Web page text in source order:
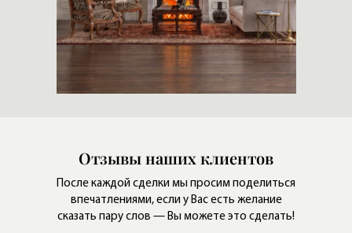
Отзывы наших клиентов
После каждой сделки мы просим поделиться
впечатлениями,если у Вас есть желание
сказать пару слов — Вы можете это сделать!